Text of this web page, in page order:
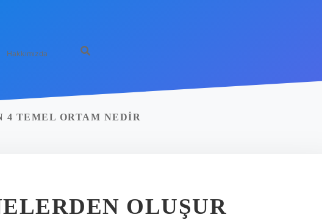
Hakkımızda
4 TEMEL ORTAM NEDIR
OLUŞUR